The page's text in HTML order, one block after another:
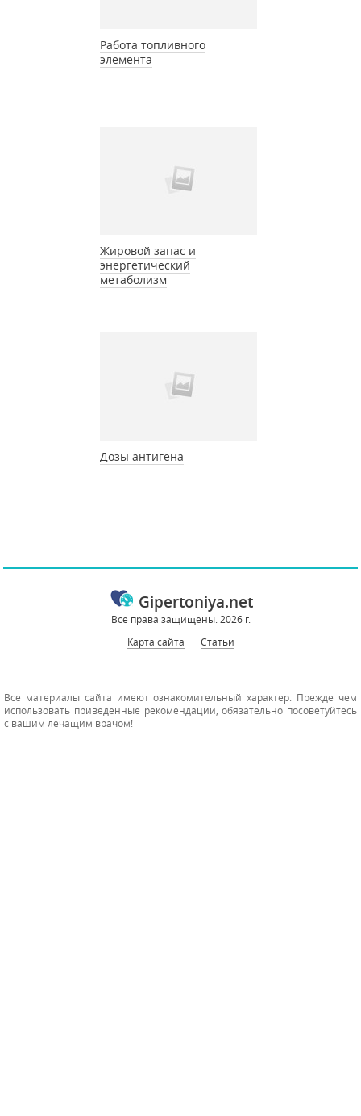
Работа топливного
элемента
Жировой запас и
энергетический
метаболизм
Дозы антигена
Gipertoniya.net
Все права защищены. 2026 г.
Карта сайта
Статьи
Все материалы сайта имеют ознакомительный характер. Прежде чем
использовать приведенные рекомендации, обязательно посоветуйтесь
с вашим лечащим врачом!